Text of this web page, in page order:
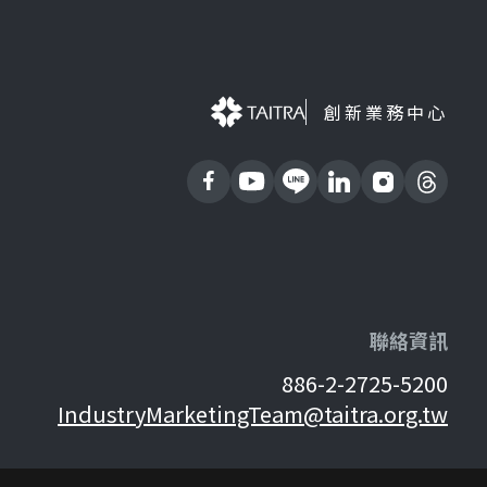
創新業務中心
聯絡資訊
886-2-2725-5200
IndustryMarketingTeam@taitra.org.tw